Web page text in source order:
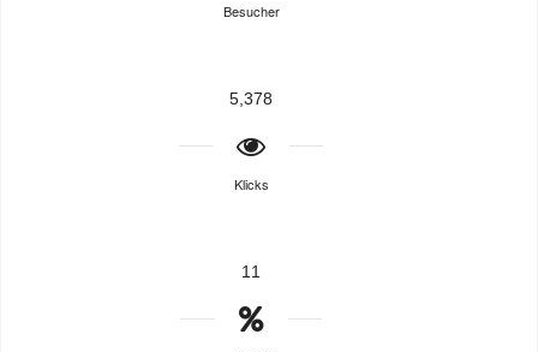
Besucher
5,378
Klicks
11